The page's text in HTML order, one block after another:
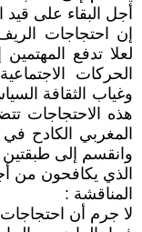
أجل البقاء على قيد
إن احتجاجات
لعلا تدفع
الحركات
وغياب الثقافة
هذه الاحتجاجات
المغربي الكادح
وانقسم إلى طبقتين
الذي يكافحون من
المناقشة :
لا جرم أن